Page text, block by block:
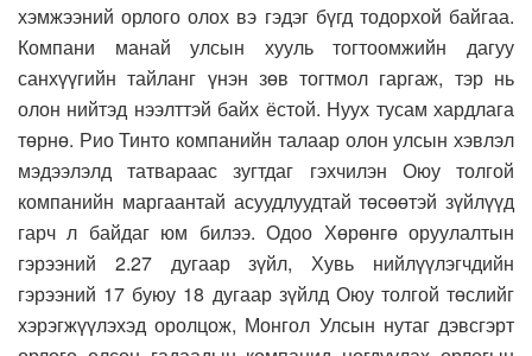
хэмжээний орлого олох вэ гэдэг бүгд тодорхой байгаа.
Компани манай улсын хууль тогтоомжийн дагуу
санхүүгийн тайланг үнэн зөв тогтмол гаргаж, тэр нь
олон нийтэд нээлттэй байх ёстой. Нуух тусам хардлага
төрнө. Рио Тинто компанийн талаар олон улсын хэвлэл
мэдээлэлд татвараас зугтдаг гэхчилэн Оюу толгой
компанийн маргаантай асуудлуудтай төсөөтэй зүйлүүд
гарч л байдаг юм билээ. Одоо Хөрөнгө оруулалтын
гэрээний 2.27 дугаар зүйл, Хувь нийлүүлэгчдийн
гэрээний 17 буюу 18 дугаар зүйлд Оюу толгой төслийг
хэрэгжүүлэхэд оролцож, Монгол Улсын нутаг дэвсгэрт